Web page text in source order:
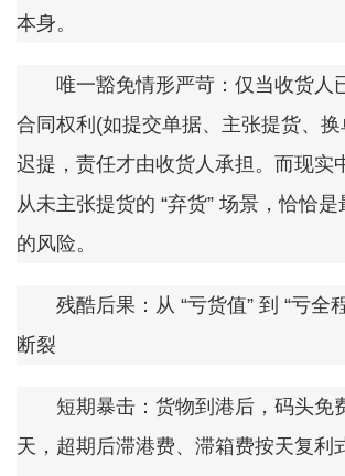
本身。
唯一豁免情形严苛：仅当收货人
合同权利(如提交单据、主张提货、
迟提，责任才由收货人承担。而现实
从未主张提货的 “弃货” 场景，恰恰
的风险。
残酷后果：从 “亏货值” 到 “亏全
断裂
短期暴击：货物到港后，码头免
天，超期后滞港费、滞箱费按天复利